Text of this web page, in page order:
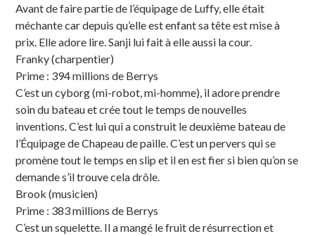
Avant de faire partie de l’équipage de Luffy, elle était
méchante car depuis qu’elle est enfant sa tête est mise à
prix. Elle adore lire. Sanji lui fait à elle aussi la cour.
Franky (charpentier)
Prime : 394 millions de Berrys
C’est un cyborg (mi-robot, mi-homme), il adore prendre
soin du bateau et crée tout le temps de nouvelles
inventions. C’est lui qui a construit le deuxième bateau de
l’Équipage de Chapeau de paille. C’est un pervers qui se
promène tout le temps en slip et il en est fier si bien qu’on se
demande s’il trouve cela drôle.
Brook (musicien)
Prime : 383 millions de Berrys
C’est un squelette. Il a mangé le fruit de résurrection et